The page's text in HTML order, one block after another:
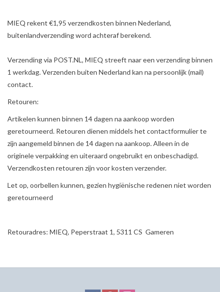
Never Enough Armbanden
Heren
MIEQ was een tijdje verdwenen
van Social Media
OVER MIEQ
MIEQ's sjaaltjes
MIEQ rekent €1,95 verzendkosten binnen Nederland,
buitenlandverzending word achteraf berekend.
Verzending via POST.NL, MIEQ streeft naar een verzending binnen
1 werkdag. Verzenden buiten Nederland kan na persoonlijk (mail)
contact.
Retouren:
Artikelen kunnen binnen 14 dagen na aankoop worden
geretourneerd. Retouren dienen middels het contactformulier te
zijn aangemeld binnen de 14 dagen na aankoop. Alleen in de
originele verpakking en uiteraard ongebruikt en onbeschadigd.
Verzendkosten retouren zijn voor kosten verzender.
Let op, oorbellen kunnen, gezien hygiënische redenen niet worden
geretourneerd
Retouradres: MIEQ, Peperstraat 1, 5311 CS Gameren